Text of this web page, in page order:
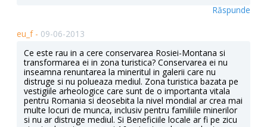
Răspunde
eu_f - 09-06-2013
Ce este rau in a cere conservarea Rosiei-Montana si
transformarea ei in zona turistica? Conservarea ei nu
inseamna renuntarea la mineritul in galerii care nu
distruge si nu polueaza mediul. Zona turistica bazata pe
vestigiile arheologice care sunt de o importanta vitala
pentru Romania si deosebita la nivel mondial ar crea mai
multe locuri de munca, inclusiv pentru familiile minerilor
si nu ar distruge mediul. Si Beneficiile locale ar fi pe zicu